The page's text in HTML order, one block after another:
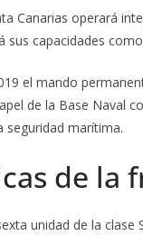
Canarias operará
sus capacidades
el mando
de la Base Naval
seguridad marítima.
de la
unidad de la